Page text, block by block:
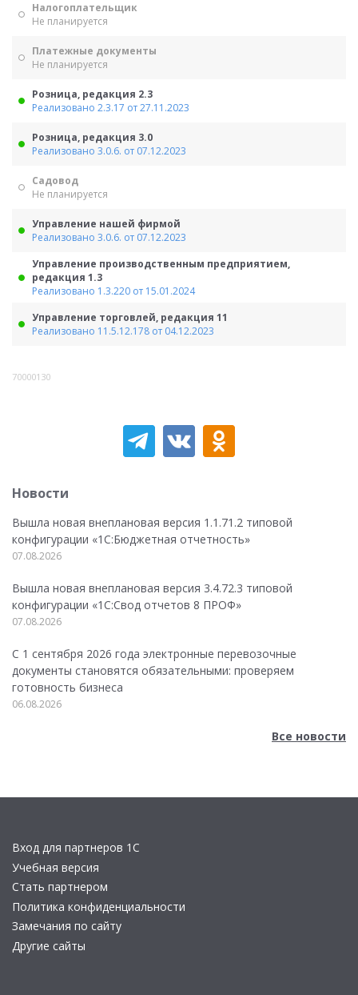
Налогоплательщик
Не планируется
Платежные документы
Не планируется
Розница, редакция 2.3
Реализовано 2.3.17 от 27.11.2023
Розница, редакция 3.0
Реализовано 3.0.6. от 07.12.2023
Садовод
Не планируется
Управление нашей фирмой
Реализовано 3.0.6. от 07.12.2023
Управление производственным предприятием,
редакция 1.3
Реализовано 1.3.220 от 15.01.2024
Управление торговлей, редакция 11
Реализовано 11.5.12.178 от 04.12.2023
70000130
Новости
Вышла новая внеплановая версия 1.1.71.2 типовой
конфигурации «1C:Бюджетная отчетность»
07.08.2026
Вышла новая внеплановая версия 3.4.72.3 типовой
конфигурации «1C:Свод отчетов 8 ПРОФ»
07.08.2026
С 1 сентября 2026 года электронные перевозочные
документы становятся обязательными: проверяем
готовность бизнеса
06.08.2026
Все новости
Вход для партнеров 1С
Учебная версия
Стать партнером
Политика конфиденциальности
Замечания по сайту
Другие сайты